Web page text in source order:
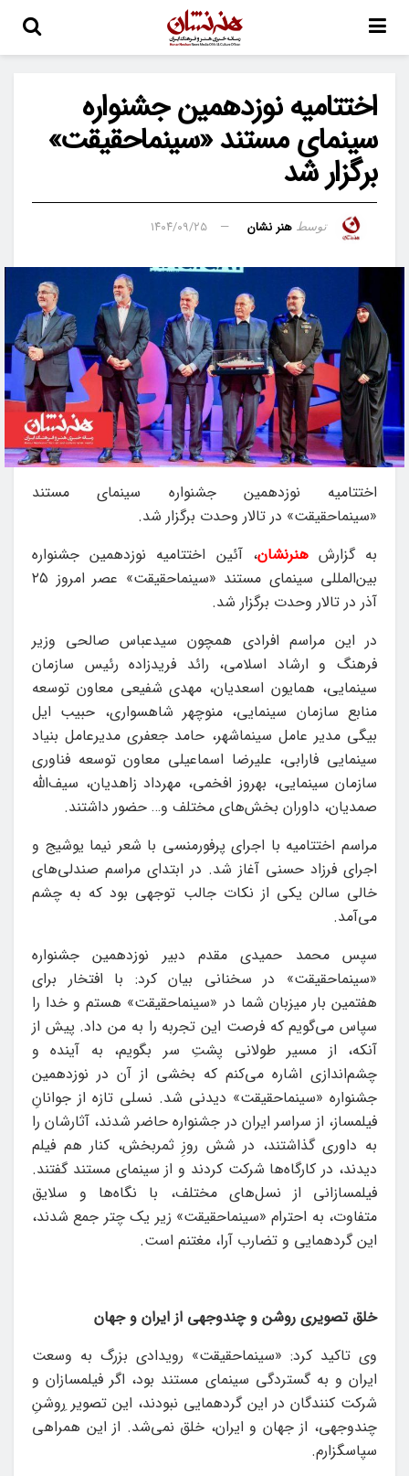
اختتامیه نوزدهمین جشنواره
سینمای مستند «سینماحقیقت»
برگزار شد
توسط هنر نشان ۱۴۰۴/۰۹/۲۵
اختتامیه نوزدهمین جشنواره سینمای مستند
«سینماحقیقت» در تالار وحدت برگزار شد.
به گزارشهنرنشان، آئین اختتامیه نوزدهمین جشنواره
بین‌المللی سینمای مستند «سینماحقیقت» عصر امروز ۲۵
آذر در تالار وحدت برگزار شد.
در این مراسم افرادی همچون سیدعباس صالحی وزیر
فرهنگ و ارشاد اسلامی، رائد فریدزاده رئیس سازمان
سینمایی، همایون اسعدیان، مهدی شفیعی معاون توسعه
منابع سازمان سینمایی، منوچهر شاهسواری، حبیب ایل
بیگی مدیر عامل سینماشهر، حامد جعفری مدیرعامل بنیاد
سینمایی فارابی، علیرضا اسماعیلی معاون توسعه فناوری
سازمان سینمایی، بهروز افخمی، مهرداد زاهدیان، سیف‌الله
صمدیان، داوران بخش‌های مختلف و… حضور داشتند.
مراسم اختتامیه با اجرای پرفورمنسی با شعر نیما یوشیج و
اجرای فرزاد حسنی آغاز شد. در ابتدای مراسم صندلی‌های
خالی سالن یکی از نکات جالب توجهی بود که به چشم
می‌آمد.
سپس محمد حمیدی مقدم دبیر نوزدهمین جشنواره
«سینماحقیقت» در سخنانی بیان کرد: با افتخار برای
هفتمین بار میزبان شما در «سینماحقیقت» هستم و خدا را
سپاس می‌گویم که فرصت این تجربه را به من داد. پیش از
آنکه، از مسیر طولانی پشتِ سر بگویم، به آینده و
چشم‌اندازی اشاره می‌کنم که بخشی از آن در نوزدهمین
جشنواره «سینماحقیقت» دیدنی شد. نسلی تازه از جوانانِ
فیلمساز، از سراسر ایران در جشنواره حاضر شدند، آثارشان را
به داوری گذاشتند، در شش روزِ ثمربخش، کنار هم فیلم
دیدند، در کارگاه‌ها شرکت کردند و از سینمای مستند گفتند.
فیلمسازانی از نسل‌های مختلف، با نگاه‌ها و سلایق
متفاوت، به احترام «سینماحقیقت» زیر یک چتر جمع شدند،
این گردهمایی و تضارب آرا، مغتنم است.
خلق تصویری روشن و چندوجهی از ایران و جهان
وی تاکید کرد: «سینماحقیقت» رویدادی بزرگ به وسعت
ایران و به گستردگی سینمای مستند بود، اگر فیلمسازان و
شرکت کنندگان در این گردهمایی نبودند، این تصویر ِروشنِ
چندوجهی، از جهان و ایران، خلق نمی‌شد. از این همراهی
سپاسگزارم.